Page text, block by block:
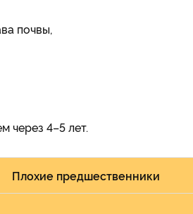
почвы,
через 4–5 лет.
Плохие предшественники